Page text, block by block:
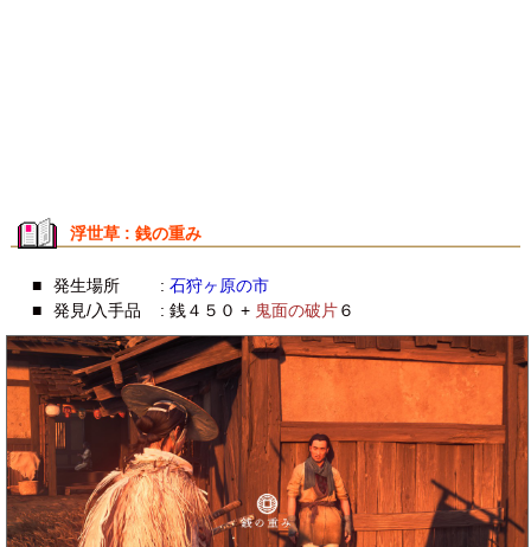
浮世草 : 銭の重み
■ 発生場所 : 石狩ヶ原の市
■
発見/入手品 : 銭４５０ + 鬼面の破片６